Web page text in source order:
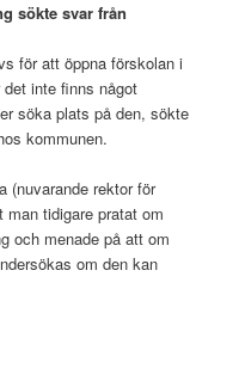
sökte svar från
för att öppna förskolan i
inte finns något
söka plats på den, sökte
kommunen.
(nuvarande rektor för
man tidigare pratat om
och menade på att om
om den kan